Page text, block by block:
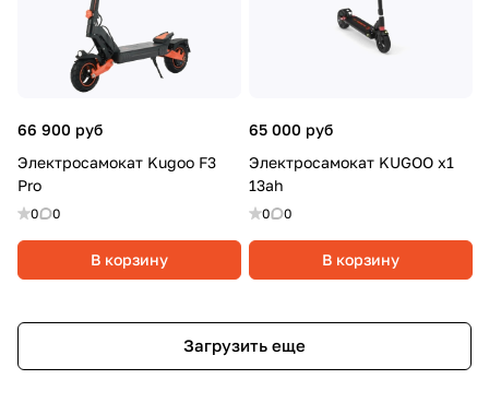
66 900 руб
Электросамокат Kugoo F3
Pro
0 0
В корзину
65 000 руб
Электросамокат KUGOO x1
13ah
0 0
В корзину
Загрузить еще